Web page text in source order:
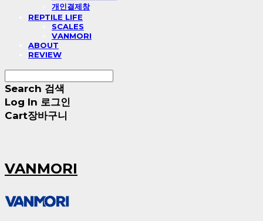
개인결제창
REPTILE LIFE
SCALES
VANMORI
ABOUT
REVIEW
Search 검색
Log In 로그인
Cart장바구니
VANMORI